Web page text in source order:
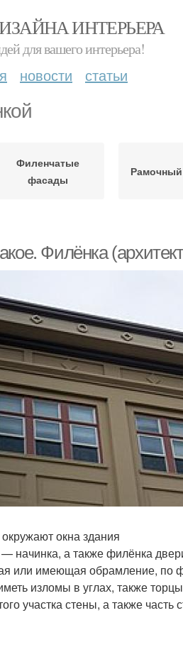
ИНТЕРЬЕРА
для вашего интерьера!
новости статьи
Филенчатые
фасады
Филёнка
окна здания
а также филёнка
или имеющая обрамление, по
изломы в углах, также
участка стены, а также